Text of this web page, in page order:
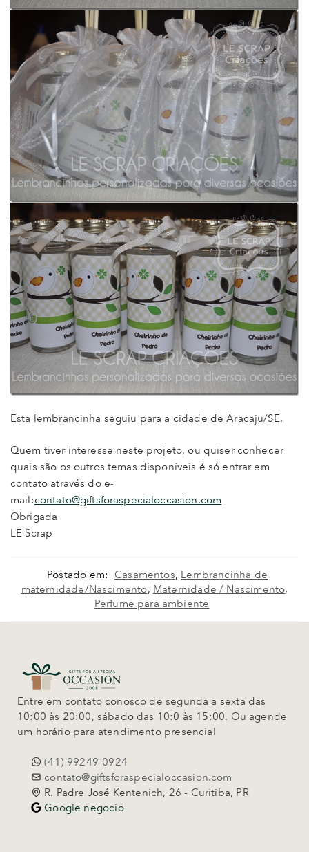
Esta lembrancinha seguiu para a cidade de Aracaju/SE.
Quem tiver interesse neste projeto, ou quiser conhecer
quais são os outros temas disponíveis é só entrar em
contato através do e-
mail:contato@giftsforaspecialoccasion.com
Obrigada
LE Scrap
Postado em: Casamentos, Lembrancinha de
maternidade/Nascimento, Maternidade / Nascimento,
Perfume para ambiente
Entre em contato conosco de segunda a sexta das
10:00 às 20:00, sábado das 10:0 às 15:00. Ou agende
um horário para atendimento presencial
(41) 99249-0924
contato@giftsforaspecialoccasion.com
R. Padre José Kentenich, 26 - Curitiba, PR
Google negocio